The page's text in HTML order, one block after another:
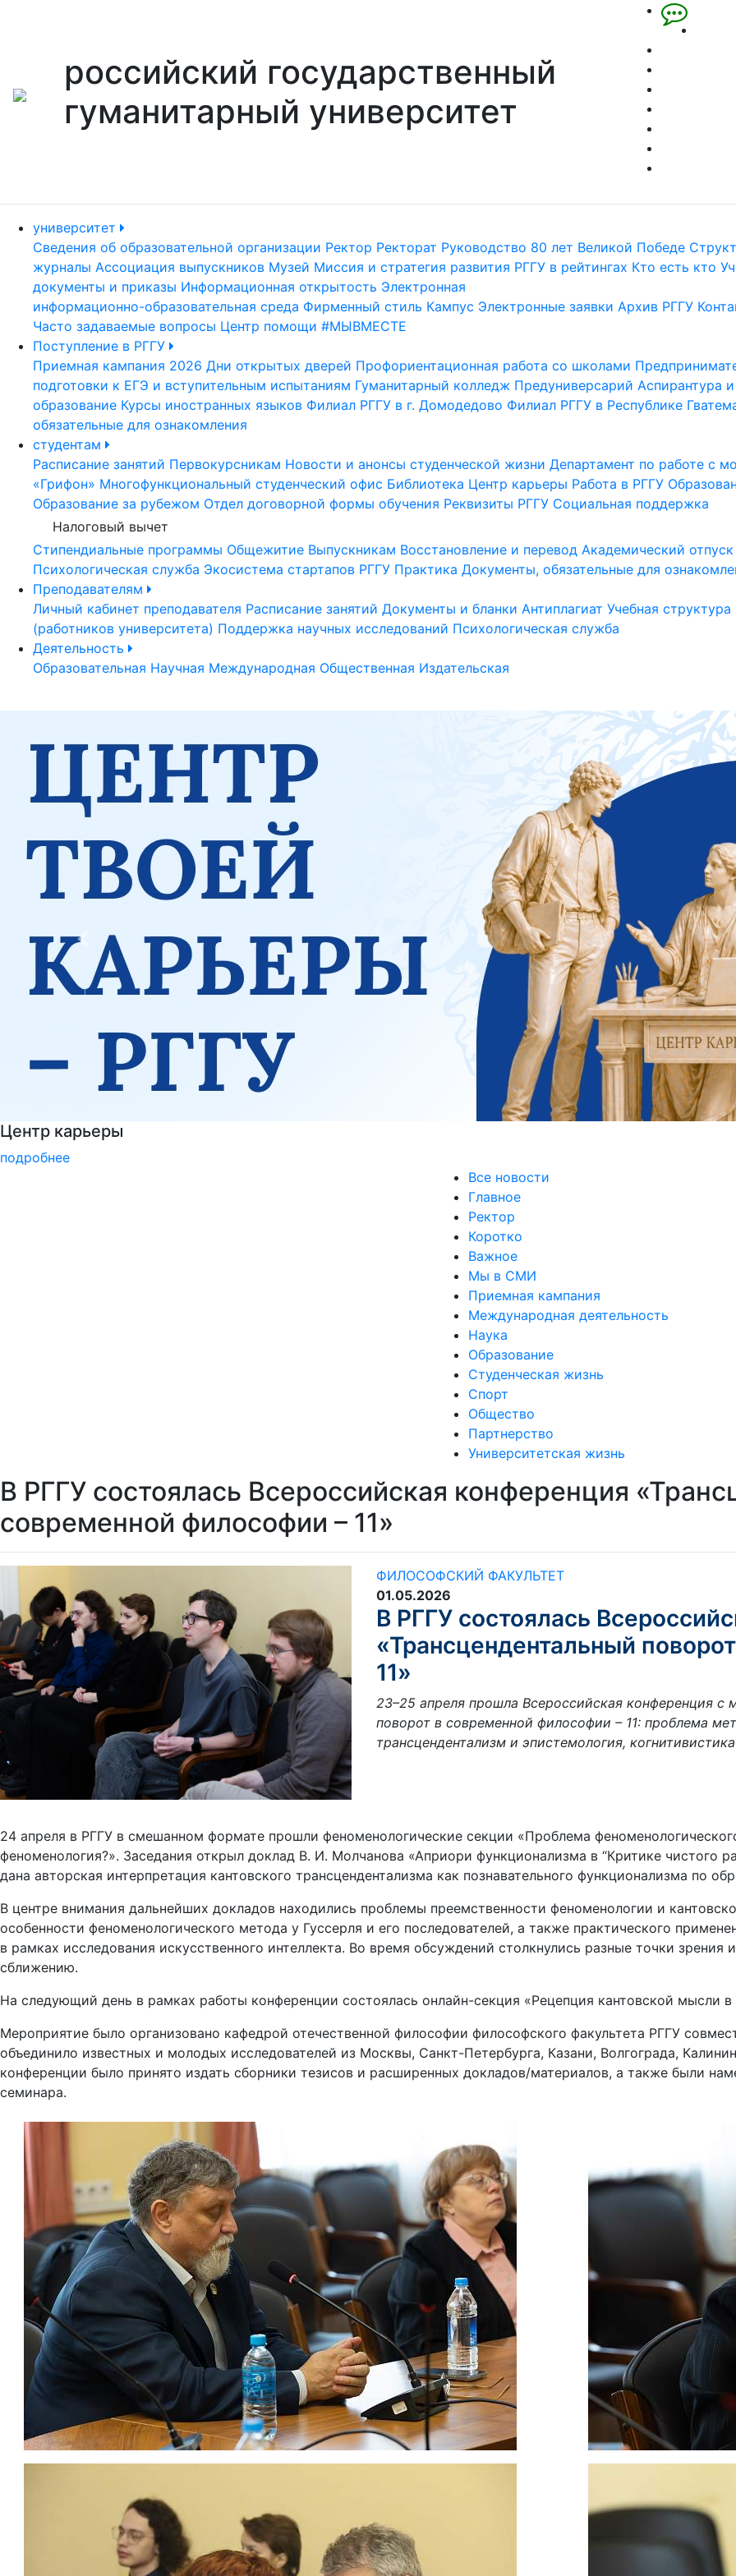
российский государственный
гуманитарный университет
университет
Сведения об образовательной организации Ректор Ректорат Руководство 80 лет Великой Победе
журналы Ассоциация выпускников Музей Миссия и стратегия развития РГГУ в рейтингах Кто есть кто
документы и приказы Информационная открытость Электронная
информационно-образовательная среда Фирменный стиль Кампус Электронные заявки Архив РГГУ
Часто задаваемые вопросы Центр помощи #МЫВМЕСТЕ
Поступление в РГГУ
Приемная кампания 2026 Дни открытых дверей Профориентационная работа со школами
подготовки к ЕГЭ и вступительным испытаниям Гуманитарный колледж Предуниверсарий Аспирантура
образование Курсы иностранных языков Филиал РГГУ в г. Домодедово Филиал РГГУ в Республике
обязательные для ознакомления
студентам
Расписание занятий Первокурсникам Новости и анонсы студенческой жизни Департамент по работе с
«Грифон» Многофункциональный студенческий офис Библиотека Центр карьеры Работа в РГГУ
Образование за рубежом Отдел договорной формы обучения Реквизиты РГГУ Социальная поддержка
Налоговый вычет
Стипендиальные программы Общежитие Выпускникам Восстановление и перевод Академический отпуск
Психологическая служба Экосистема стартапов РГГУ Практика Документы, обязательные для
Преподавателям
Личный кабинет преподавателя Расписание занятий Документы и бланки Антиплагиат Учебная структура
(работников университета) Поддержка научных исследований Психологическая служба
Деятельность
Образовательная Научная Международная Общественная Издательская
Узнайте все о поступлении!
подробнее
Previous
Все новости
Главное
Ректор
Коротко
Важное
Мы в СМИ
Приемная кампания
Международная деятельность
Наука
Образование
Студенческая жизнь
Спорт
Общество
Партнерство
Университетская жизнь
В РГГУ состоялась Всероссийская конференция
современной философии – 11»
ФИЛОСОФСКИЙ ФАКУЛЬТЕТ
01.05.2026
В РГГУ состоялась
«Трансцендентальный
11»
23–25 апреля прошла Всероссийская конференция
поворот в современной философии – 11: проблема
трансцендентализм и эпистемология,
24 апреля в РГГУ в смешанном формате прошли феноменологические секции «Проблема
феноменология?». Заседания открыл доклад В. И. Молчанова «Априори функционализма в “Критике чистого
дана авторская интерпретация кантовского трансцендентализма как познавательного функционализма по
В центре внимания дальнейших докладов находились проблемы преемственности феноменологии и
особенности феноменологического метода у Гуссерля и его последователей, а также практического
в рамках исследования искусственного интеллекта. Во время обсуждений столкнулись разные точки
сближению.
На следующий день в рамках работы конференции состоялась онлайн-секция «Рецепция кантовской мысли
Мероприятие было организовано кафедрой отечественной философии философского факультета РГГУ
объединило известных и молодых исследователей из Москвы, Санкт-Петербурга, Казани, Волгограда,
конференции было принято издать сборники тезисов и расширенных докладов/материалов, а также были
семинара.